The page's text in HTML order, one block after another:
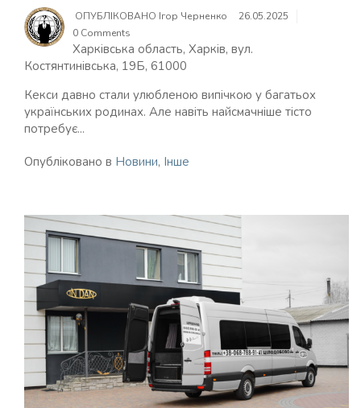
ОПУБЛІКОВАНО Ігор Черненко
26.05.2025
0 Comments
Харківська область, Харків, вул.
Костянтинівська, 19Б, 61000
Кекси давно стали улюбленою випічкою у багатьох
українських родинах. Але навіть найсмачніше тісто
потребує...
Опубліковано в Новини, Інше